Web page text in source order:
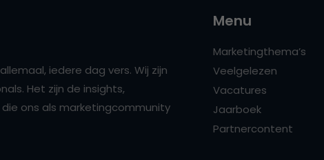
iedere dag vers. Wij zijn
Het zijn de insights,
ons als marketingcommunity
Menu
Marketingthema’s
Veelgelezen
Vacatures
Jaarboek
Partnercontent